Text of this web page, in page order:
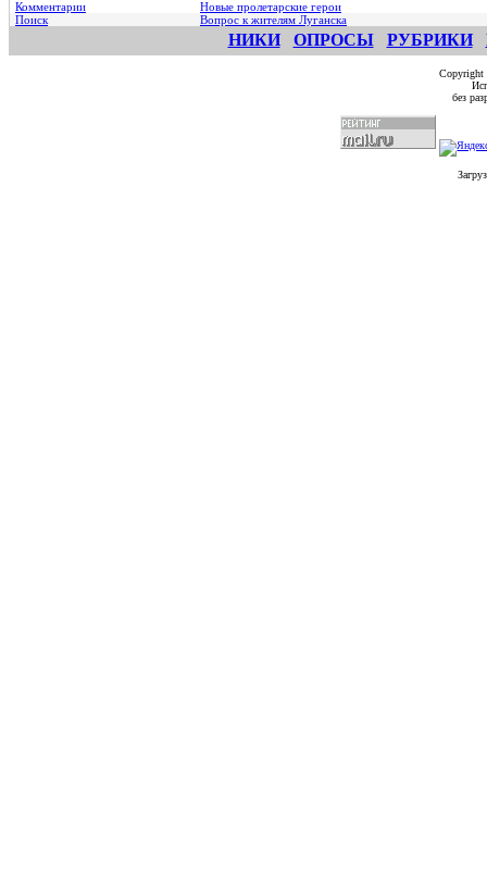
Комментарии
Hовые пролетарские герои
Поиск
Вопрос к жителям Луганска
НИКИ ОПРОСЫ РУБРИКИ
без